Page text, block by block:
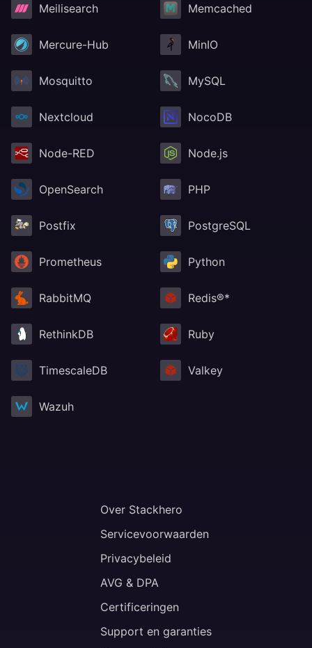
Meilisearch Memcached
Mercure-Hub MinIO
Mosquitto MySQL
Nextcloud NocoDB
Node-RED Node.js
OpenSearch PHP
Postfix PostgreSQL
Prometheus Python
RabbitMQ Redis®*
RethinkDB Ruby
TimescaleDB Valkey
Wazuh
Over Stackhero
Servicevoorwaarden
Privacybeleid
AVG & DPA
Certificeringen
Support en garanties